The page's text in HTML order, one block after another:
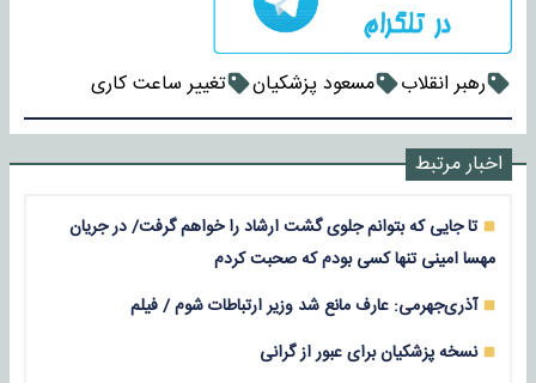
رهبر انقلاب مسعود پزشکیان تغییر ساعت کاری
اخبار مرتبط
تا جایی که بتوانم جلوی گشت ارشاد را خواهم گرفت/ در جریان
مهسا امینی تنها کسی بودم که صحبت کردم
آذری‌جهرمی: عارف مانع شد وزیر ارتباطات شوم / فیلم
نسخه پزشکیان برای عبور از گرانی